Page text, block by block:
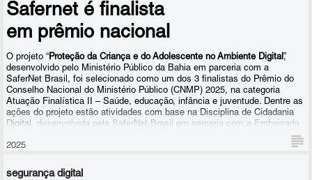
municípios de todas as 27 unidades federativas, tiveram contato
com o conteúdo do projeto desde o início de sua implementação,
em 2023.
Safernet é finalista
em prêmio nacional
O projeto “Proteção da Criança e do Adolescente no Ambiente Digital”,
desenvolvido pelo Ministério Público da Bahia em parceria com a
SaferNet Brasil, foi selecionado como um dos 3 finalistas do Prêmio do
Conselho Nacional do Ministério Público (CNMP) 2025, na categoria
Atuação Finalística II – Saúde, educação, infância e juventude. Dentre as
ações do projeto estão atividades com base na Disciplina de Cidadania
Digital
, desenvolvida pela SaferNet Brasil em parceria com a Embaixada
2025
segurança digital